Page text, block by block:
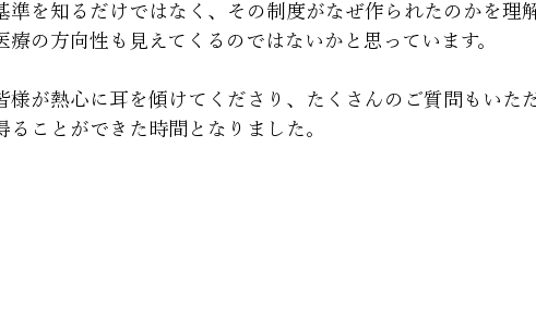
準を知るだけではなく、その制度がなぜ作られたのかを理
療の方向性も見えてくるのではないかと思っています。
様が熱心に耳を傾けてくださり、たくさんのご質問もいた
ることができた時間となりました。